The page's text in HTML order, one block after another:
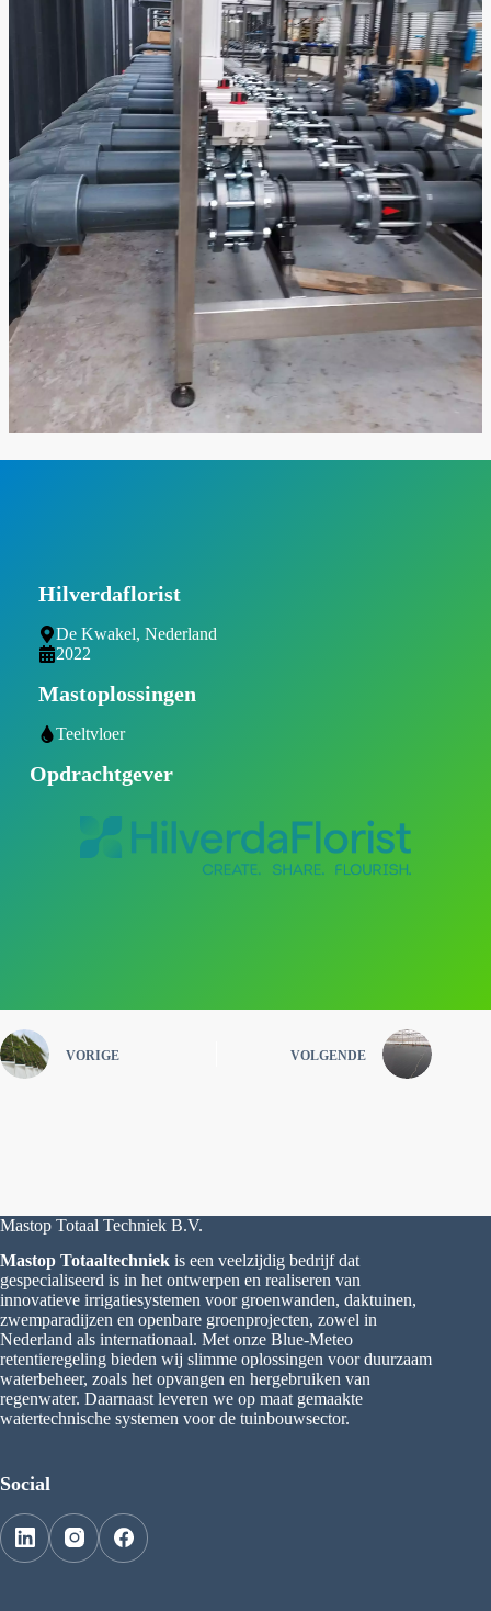
Hilverdaflorist
De Kwakel, Nederland
2022
Mastoplossingen
Teeltvloer
Opdrachtgever
VORIGE VOLGENDE
Mastop Totaal Techniek B.V.
Mastop Totaaltechniek is een veelzijdig bedrijf dat
gespecialiseerd is in het ontwerpen en realiseren van
innovatieve irrigatiesystemen voor groenwanden, daktuinen,
zwemparadijzen en openbare groenprojecten, zowel in
Nederland als internationaal. Met onze Blue-Meteo
retentieregeling bieden wij slimme oplossingen voor duurzaam
waterbeheer, zoals het opvangen en hergebruiken van
regenwater. Daarnaast leveren we op maat gemaakte
watertechnische systemen voor de tuinbouwsector.
Social